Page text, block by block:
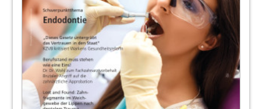
30„Medizinische Entscheidungen nicht an
Renditeerwartungen ausrichten“ – KZBV
und BZÄK erneuern Forderung nach iMVZ-
Regulierungsgesetz
Matthias Wallenfels
Wissenschaftliche Exzellenz und hoher
Praxisbezug – KZVB-Gutachtertagung an